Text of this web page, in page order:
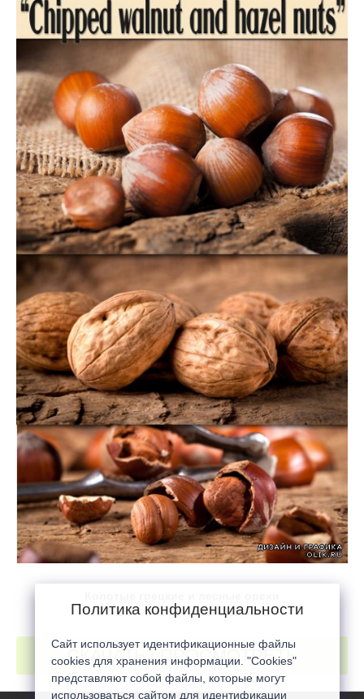
5 JPEG / ~ 5700 x 3600 / 35,6 mb
СКАЧАТЬ / ПРОСМОТРЕТЬ
Политика конфиденциальности
Сайт использует идентификационные файлы
cookies для хранения информации. "Cookies"
представляют собой файлы, которые могут
использоваться сайтом для идентификации